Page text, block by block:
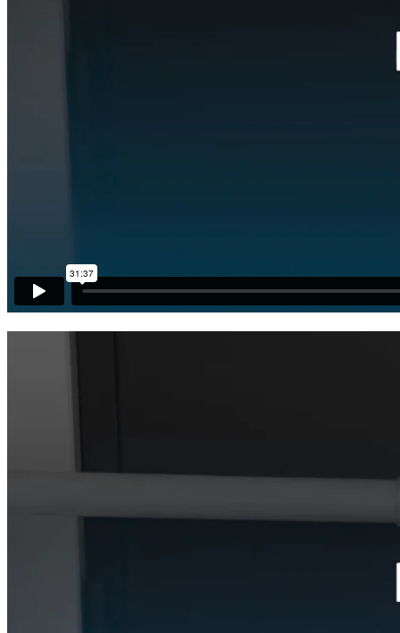
Robosztus Távirányítók